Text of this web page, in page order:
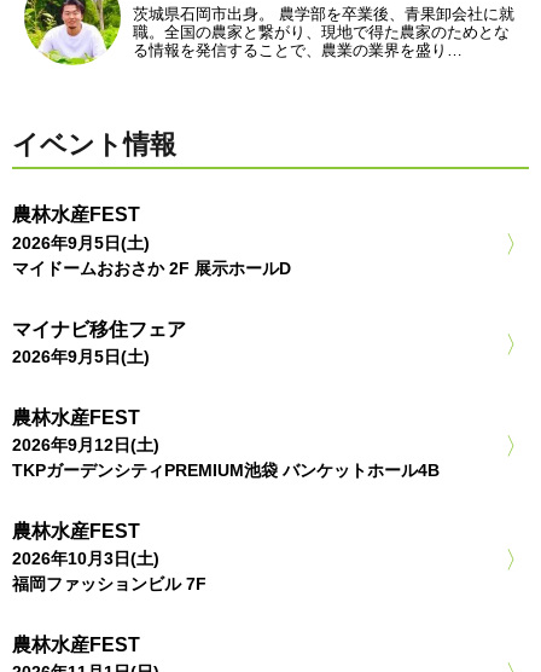
茨城県石岡市出身。 農学部を卒業後、青果卸会社に就
職。全国の農家と繋がり、現地で得た農家のためとな
る情報を発信することで、農業の業界を盛り…
イベント情報
農林水産FEST
2026年9月5日(土)
マイドームおおさか 2F 展示ホールD
マイナビ移住フェア
2026年9月5日(土)
農林水産FEST
2026年9月12日(土)
TKPガーデンシティPREMIUM池袋 バンケットホール4B
農林水産FEST
2026年10月3日(土)
福岡ファッションビル 7F
農林水産FEST